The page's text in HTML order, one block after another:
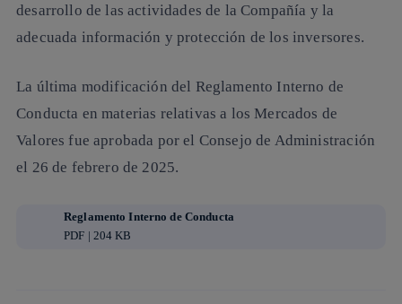
desarrollo de las actividades de la Compañía y la
adecuada información y protección de los inversores.
La última modificación del Reglamento Interno de
Conducta en materias relativas a los Mercados de
Valores fue aprobada por el Consejo de Administración
el 26 de febrero de 2025.
Reglamento Interno de Conducta
PDF | 204 KB